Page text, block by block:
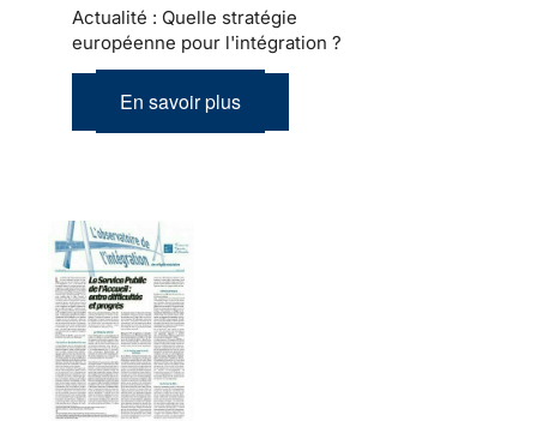
Actualité : Quelle stratégie
européenne pour l'intégration ?
En savoir plus